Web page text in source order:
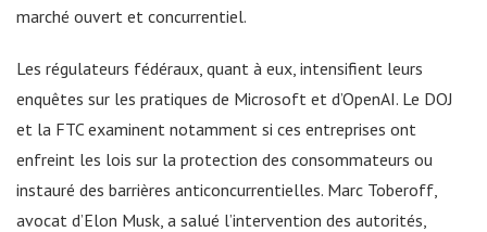
marché ouvert et concurrentiel.
Les régulateurs fédéraux, quant à eux, intensifient leurs
enquêtes sur les pratiques de Microsoft et d’OpenAI. Le DOJ
et la FTC examinent notamment si ces entreprises ont
enfreint les lois sur la protection des consommateurs ou
instauré des barrières anticoncurrentielles. Marc Toberoff,
avocat d’Elon Musk, a salué l’intervention des autorités,